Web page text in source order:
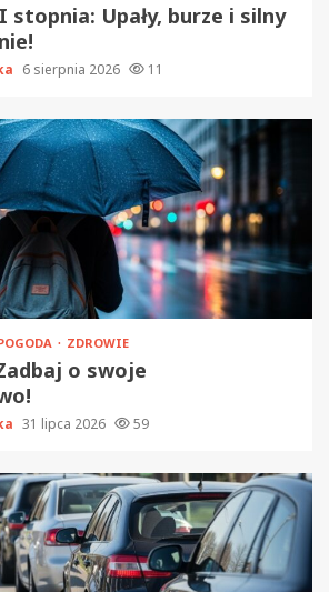
stopnia: Upały, burze i silny
6 sierpnia 2026 11
ZDROWIE
o swoje
31 lipca 2026 59